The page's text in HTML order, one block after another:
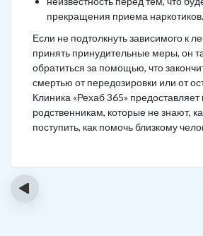
прекращения приема наркотиков.
Если не подтолкнуть зависимого к
принять принудительные меры, он
обратиться за помощью, что
смертью от передозировки или от
Клиника «Рехаб 365» предоставляет
родственникам, которые не знают,
поступить, как помочь близкому
‹